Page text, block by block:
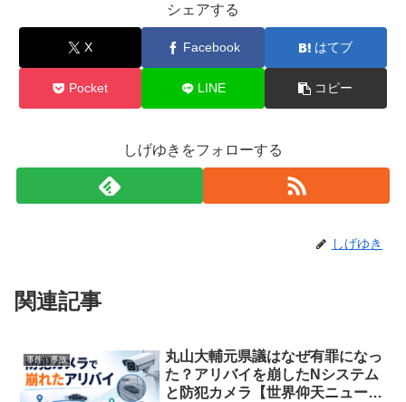
シェアする
X Facebook はてブ
Pocket LINE コピー
しげゆきをフォローする
しげゆき
関連記事
事件・事故
丸山大輔元県議はなぜ有罪になっ
た？アリバイを崩したNシステム
と防犯カメラ【世界仰天ニュース